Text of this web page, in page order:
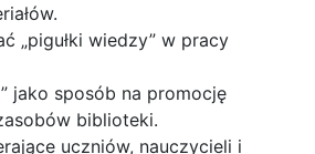
„pigułki wiedzy” w pracy
jako sposób na promocję
biblioteki.
uczniów, nauczycieli i